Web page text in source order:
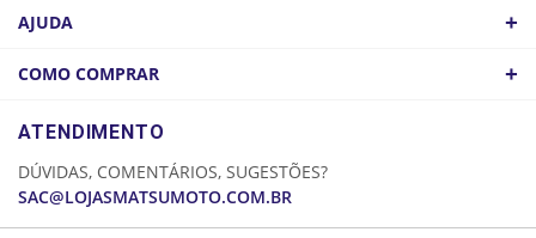
COMO CHEGAR
AJUDA +
COMO COMPRAR +
CADASTRE-SE
MINHA CONTA
MEUS PEDIDOS
ATENDIMENTO
DÚVIDAS, COMENTÁRIOS, SUGESTÕES?
SAC@LOJASMATSUMOTO.COM.BR